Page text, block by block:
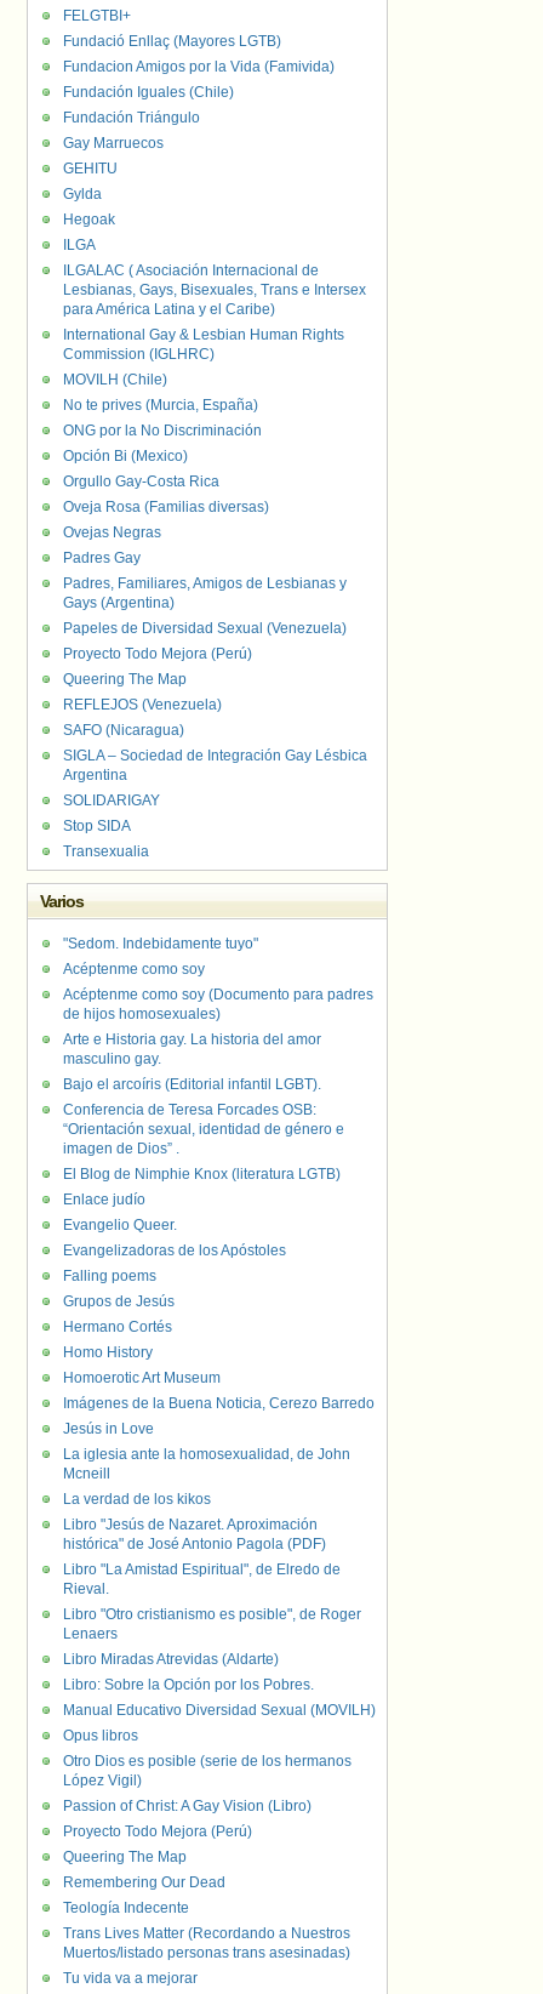
FELGTBI+
Fundació Enllaç (Mayores LGTB)
Fundacion Amigos por la Vida (Famivida)
Fundación Iguales (Chile)
Fundación Triángulo
Gay Marruecos
GEHITU
Gylda
Hegoak
ILGA
ILGALAC ( Asociación Internacional de
Lesbianas, Gays, Bisexuales, Trans e Intersex
para América Latina y el Caribe)
International Gay & Lesbian Human Rights
Commission (IGLHRC)
MOVILH (Chile)
No te prives (Murcia, España)
ONG por la No Discriminación
Opción Bi (Mexico)
Orgullo Gay-Costa Rica
Oveja Rosa (Familias diversas)
Ovejas Negras
Padres Gay
Padres, Familiares, Amigos de Lesbianas y
Gays (Argentina)
Papeles de Diversidad Sexual (Venezuela)
Proyecto Todo Mejora (Perú)
Queering The Map
REFLEJOS (Venezuela)
SAFO (Nicaragua)
SIGLA – Sociedad de Integración Gay Lésbica
Argentina
SOLIDARIGAY
Stop SIDA
Transexualia
Varios
"Sedom. Indebidamente tuyo"
Acéptenme como soy
Acéptenme como soy (Documento para padres
de hijos homosexuales)
Arte e Historia gay. La historia del amor
masculino gay.
Bajo el arcoíris (Editorial infantil LGBT).
Conferencia de Teresa Forcades OSB:
“Orientación sexual, identidad de género e
imagen de Dios” .
El Blog de Nimphie Knox (literatura LGTB)
Enlace judío
Evangelio Queer.
Evangelizadoras de los Apóstoles
Falling poems
Grupos de Jesús
Hermano Cortés
Homo History
Homoerotic Art Museum
Imágenes de la Buena Noticia, Cerezo Barredo
Jesús in Love
La iglesia ante la homosexualidad, de John
Mcneill
La verdad de los kikos
Libro "Jesús de Nazaret. Aproximación
histórica" de José Antonio Pagola (PDF)
Libro "La Amistad Espiritual", de Elredo de
Rieval.
Libro "Otro cristianismo es posible", de Roger
Lenaers
Libro Miradas Atrevidas (Aldarte)
Libro: Sobre la Opción por los Pobres.
Manual Educativo Diversidad Sexual (MOVILH)
Opus libros
Otro Dios es posible (serie de los hermanos
López Vigil)
Passion of Christ: A Gay Vision (Libro)
Proyecto Todo Mejora (Perú)
Queering The Map
Remembering Our Dead
Teología Indecente
Trans Lives Matter (Recordando a Nuestros
Muertos/listado personas trans asesinadas)
Tu vida va a mejorar